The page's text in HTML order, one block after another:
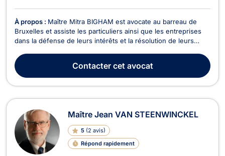
À propos : Maître Mitra BIGHAM est avocate au barreau de
Bruxelles et assiste les particuliers ainsi que les entreprises
dans la défense de leurs intérêts et la résolution de leurs
les litiges liés aux sinistres et aux accidents médicaux. Elle
accompagne ses clients dans leur...
Contactercet avocat
Maître Jean VAN STEENWINCKEL
5 (2 avis)
Répond rapidement